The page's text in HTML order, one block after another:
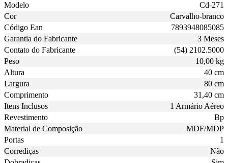
Modelo
Cd-271
Cor
Carvalho-branco
Código Ean
7893948085085
Garantia do Fabricante
3 Meses
Contato do Fabricante
(54) 2102.5000
Peso
10,00 kg
Altura
40 cm
Largura
80 cm
Comprimento
31,40 cm
Itens Inclusos
1 Armário Aéreo
Revestimento
Bp
Material de Composição
MDF/MDP
Portas
1
Corrediças
Não